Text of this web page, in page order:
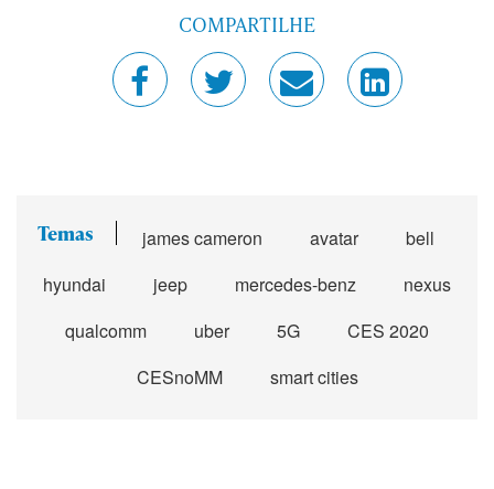
COMPARTILHE
Temas james cameron avatar
bell
hyundai
jeep mercedes-benz
nexus
qualcomm
uber 5G
CES 2020
CESnoMM
smart cities